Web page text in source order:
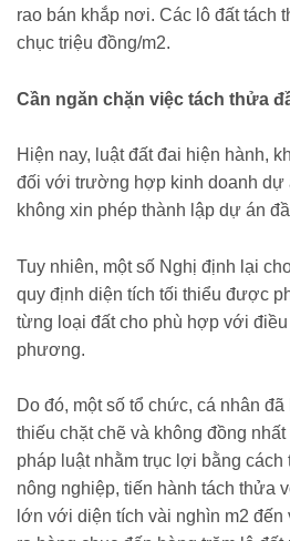
rao bán khắp nơi. Các lô đất tách
chục triệu đồng/m2.
Cần ngăn chặn việc tách thửa
Hiện nay, luật đất đai hiện hành,
đối với trường hợp kinh doanh dự
không xin phép thành lập dự án
Tuy nhiên, một số Nghị định lại
quy định diện tích tối thiểu được
từng loại đất cho phù hợp với
phương.
Do đó, một số tổ chức, cá nhân
thiếu chặt chẽ và không đồng
pháp luật nhằm trục lợi bằng cách
nông nghiệp, tiến hành tách thửa
lớn với diện tích vài nghìn m2 đến